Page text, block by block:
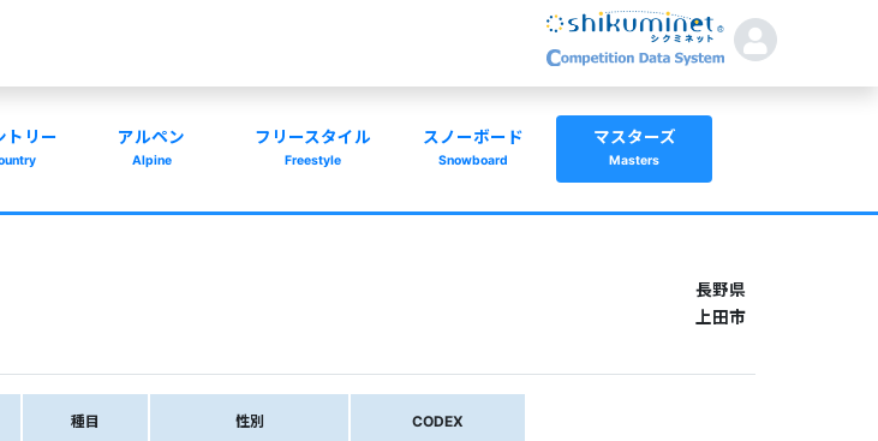
トリー アルペン
Alpine
フリースタイル
Freestyle
スノーボード
Snowboard
マスターズ
Masters
長野県
上田市
種目 性別 CODEX